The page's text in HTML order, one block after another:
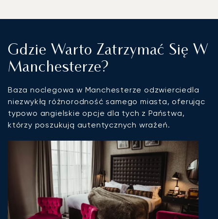
Gdzie Warto Zatrzymać Się W
Manchesterze?
Baza noclegowa w Manchesterze odzwierciedla
niezwykłą różnorodność samego miasta, oferując
typowo angielskie opcje dla tych z Państwa,
którzy poszukują autentycznych wrażeń.